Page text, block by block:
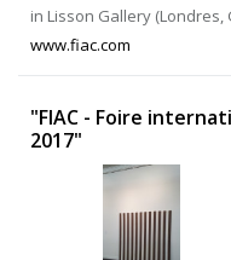
in Lisson Gallery
www.fiac.com
"FIAC - Foire
2017"